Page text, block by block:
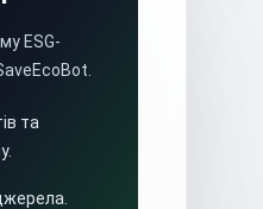
ESG-
та